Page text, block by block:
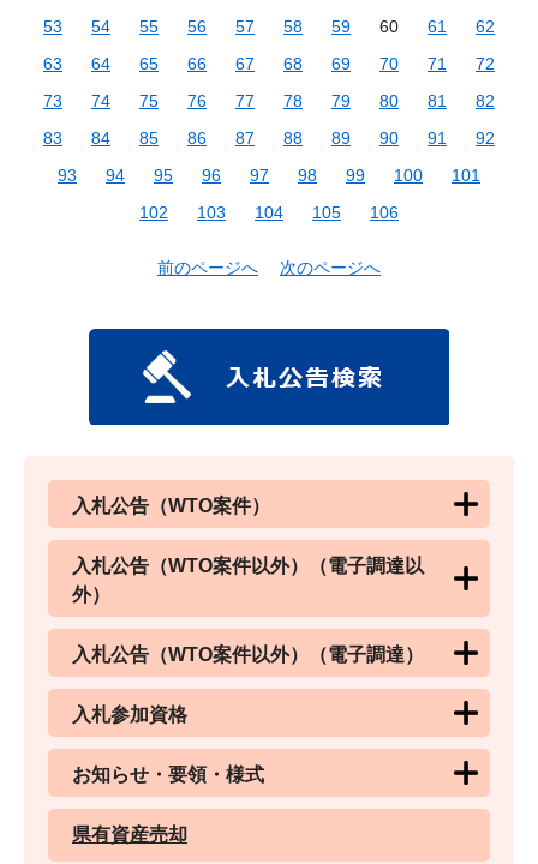
53
54 55 56 57 58 59 60 61
62
63
64 65 66 67 68 69 70 71
72
73
74 75 76 77 78 79 80 81
82
83
84 85 86 87 88 89 90 91
92
93
94 95 96 97 98 99 100
101
102
103 104 105 106
前のページへ 次のページへ
入札公告（WTO案件）
入札公告（WTO案件以外）（電子調達以
外）
入札公告（WTO案件以外）（電子調達）
入札参加資格
お知らせ・要領・様式
県有資産売却